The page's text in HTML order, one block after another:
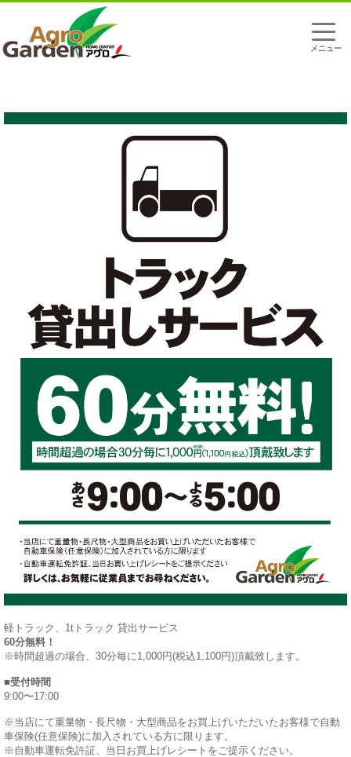
t
o
g
a
v
軽トラック、1tトラック 貸出サービス
60分無料！
※時間超過の場合、30分毎に1,000円(税込1,100円)頂戴致します。
■受付時間
9:00〜17:00
※当店にて重量物・長尺物・大型商品をお買上げいただいたお客様で自動
車保険(任意保険)に加入されている方に限ります。
※自動車運転免許証、当日お買上げレシートをご提示ください。